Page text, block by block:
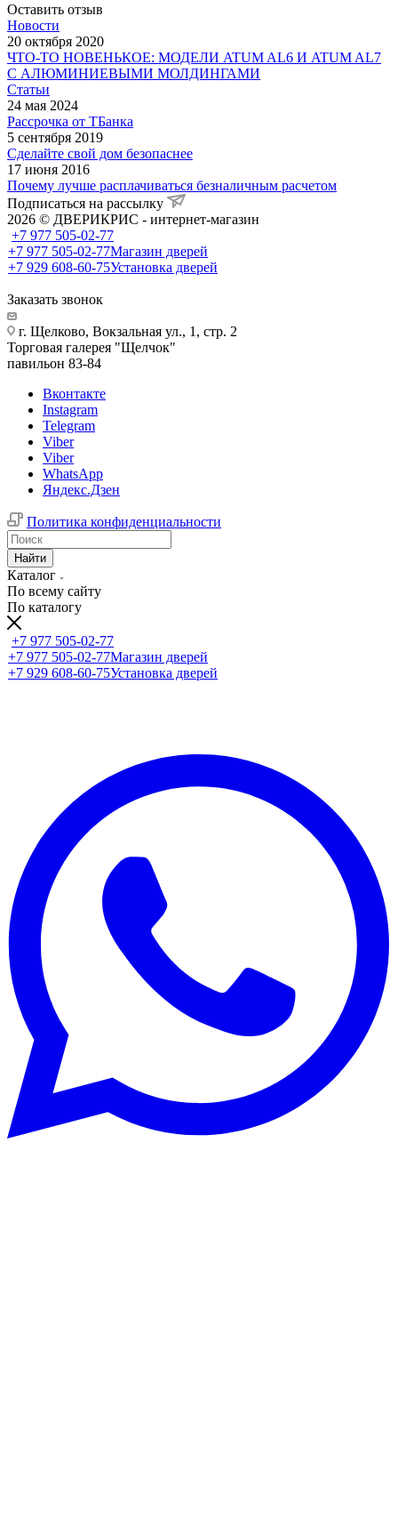
Оставить отзыв
Новости
20 октября 2020
ЧТО-ТО НОВЕНЬКОЕ: МОДЕЛИ ATUM AL6 И ATUM AL7
С АЛЮМИНИЕВЫМИ МОЛДИНГАМИ
Статьи
24 мая 2024
Рассрочка от ТБанка
5 сентября 2019
Сделайте свой дом безопаснее
17 июня 2016
Почему лучше расплачиваться безналичным расчетом
Подписаться на рассылку
2026 © ДВЕРИКРИС - интернет-магазин
+7 977 505-02-77
+7 977 505-02-77Магазин дверей
+7 929 608-60-75Установка дверей
Заказать звонок
г. Щелково, Вокзальная ул., 1, стр. 2
Торговая галерея "Щелчок"
павильон 83-84
Вконтакте
Instagram
Telegram
Viber
Viber
WhatsApp
Яндекс.Дзен
Политика конфиденциальности
Найти
Каталог
По всему сайту
По каталогу
+7 977 505-02-77
+7 977 505-02-77Магазин дверей
+7 929 608-60-75Установка дверей